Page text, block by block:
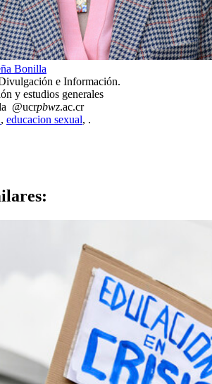
Bonilla
e Información.
y estudios generales
@ucrpbwz.ac.cr
, educacion sexual, .